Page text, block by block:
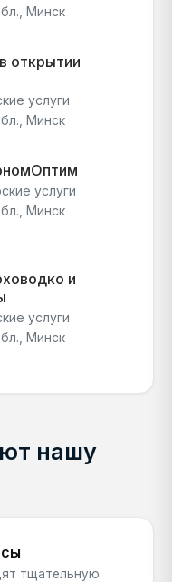
Минск
открытии
услуги
Минск
услуги
Минск
и
услуги
Минск
нашу
тщательную